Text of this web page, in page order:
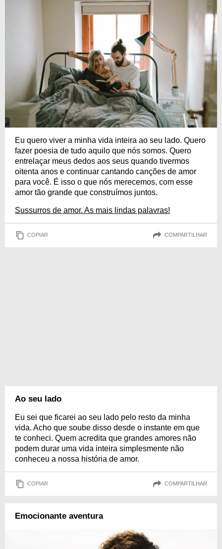
Eu quero viver a minha vida inteira ao seu lado. Quero
fazer poesia de tudo aquilo que nós somos. Quero
entrelaçar meus dedos aos seus quando tivermos
oitenta anos e continuar cantando canções de amor
para você. É isso o que nós merecemos, com esse
amor tão grande que construímos juntos.
Sussurros de amor. As mais lindas palavras!
COPIAR COMPARTILHAR
Ao seu lado
Eu sei que ficarei ao seu lado pelo resto da minha
vida. Acho que soube disso desde o instante em que
te conheci. Quem acredita que grandes amores não
podem durar uma vida inteira simplesmente não
conheceu a nossa história de amor.
COPIAR COMPARTILHAR
Emocionante aventura